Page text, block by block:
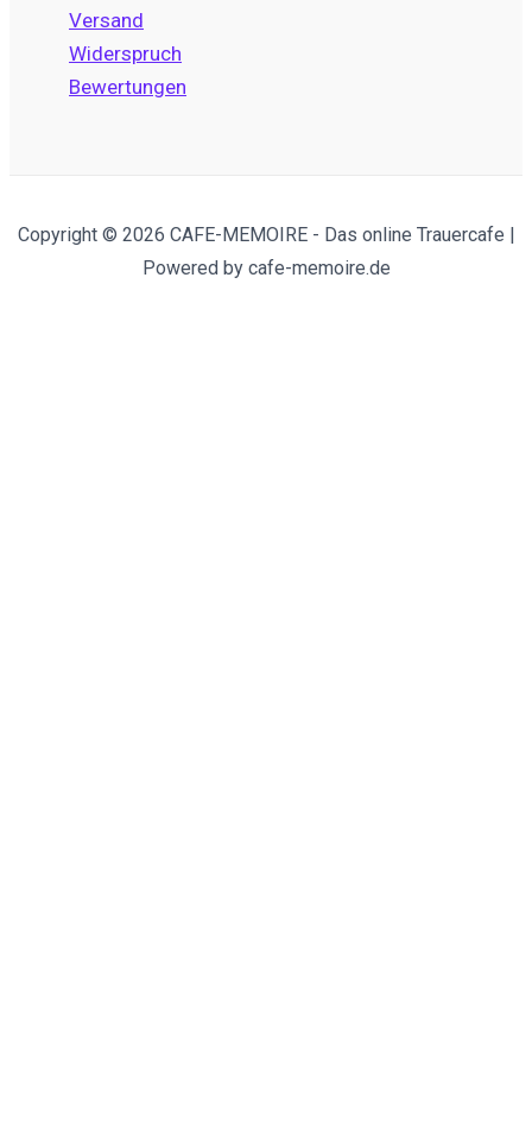
Versand
Widerspruch
Bewertungen
Copyright © 2026 CAFE-MEMOIRE - Das online Trauercafe |
Powered by cafe-memoire.de